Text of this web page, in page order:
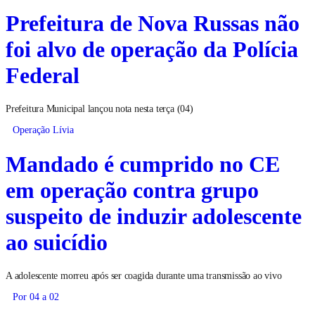
Prefeitura de Nova Russas não
foi alvo de operação da Polícia
Federal
Prefeitura Municipal lançou nota nesta terça (04)
Operação Lívia
Mandado é cumprido no CE
em operação contra grupo
suspeito de induzir adolescente
ao suicídio
A adolescente morreu após ser coagida durante uma transmissão ao vivo
Por 04 a 02